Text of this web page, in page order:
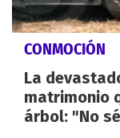
CONMOCIÓN
La
matrimonio
árbol: "No